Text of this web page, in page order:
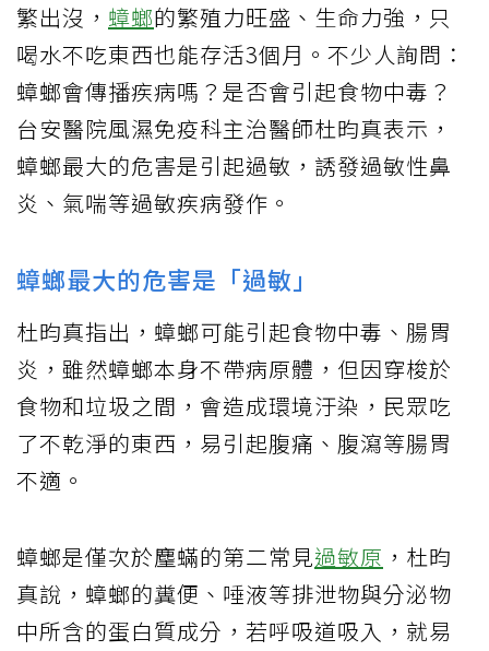
繁出沒， 蟑螂的繁殖力旺盛、生命力強，只
喝水不吃東西也能存活3個月。不少人詢問：
蟑螂會傳播疾病嗎？是否會引起食物中毒？
台安醫院風濕免疫科主治醫師杜昀真表示，
蟑螂最大的危害是引起過敏，誘發過敏性鼻
炎、氣喘等過敏疾病發作。
蟑螂最大的危害是「過敏」
杜昀真指出，蟑螂可能引起食物中毒、腸胃
炎，雖然蟑螂本身不帶病原體，但因穿梭於
食物和垃圾之間，會造成環境汙染，民眾吃
了不乾淨的東西，易引起腹痛、腹瀉等腸胃
不適。
蟑螂是僅次於麈蟎的第二常見過敏原 ，杜昀
真說，蟑螂的糞便、唾液等排泄物與分泌物
中所含的蛋白質成分，若呼吸道吸入，就易